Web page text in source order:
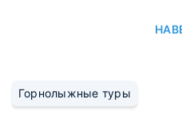
Горнолыжные туры